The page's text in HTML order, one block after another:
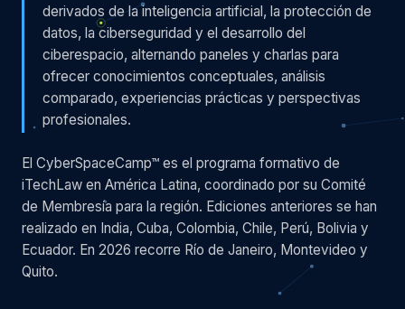
derivados de la inteligencia artificial, la protección de
datos, la ciberseguridad y el desarrollo del
ciberespacio, alternando paneles y charlas para
ofrecer conocimientos conceptuales, análisis
comparado, experiencias prácticas y perspectivas
profesionales.
El CyberSpaceCamp™ es el programa formativo de
iTechLaw en América Latina, coordinado por su Comité
de Membresía para la región. Ediciones anteriores se han
realizado en India, Cuba, Colombia, Chile, Perú, Bolivia y
Ecuador. En 2026 recorre Río de Janeiro, Montevideo y
Quito.